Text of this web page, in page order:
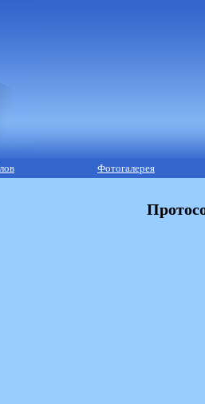
Фотогалерея